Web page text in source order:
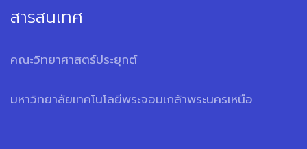
สารสนเทศ
คณะวิทยาศาสตร์ประยุกต์
มหาวิทยาลัยเทคโนโลยีพระจอมเกล้าพระนครเหนือ